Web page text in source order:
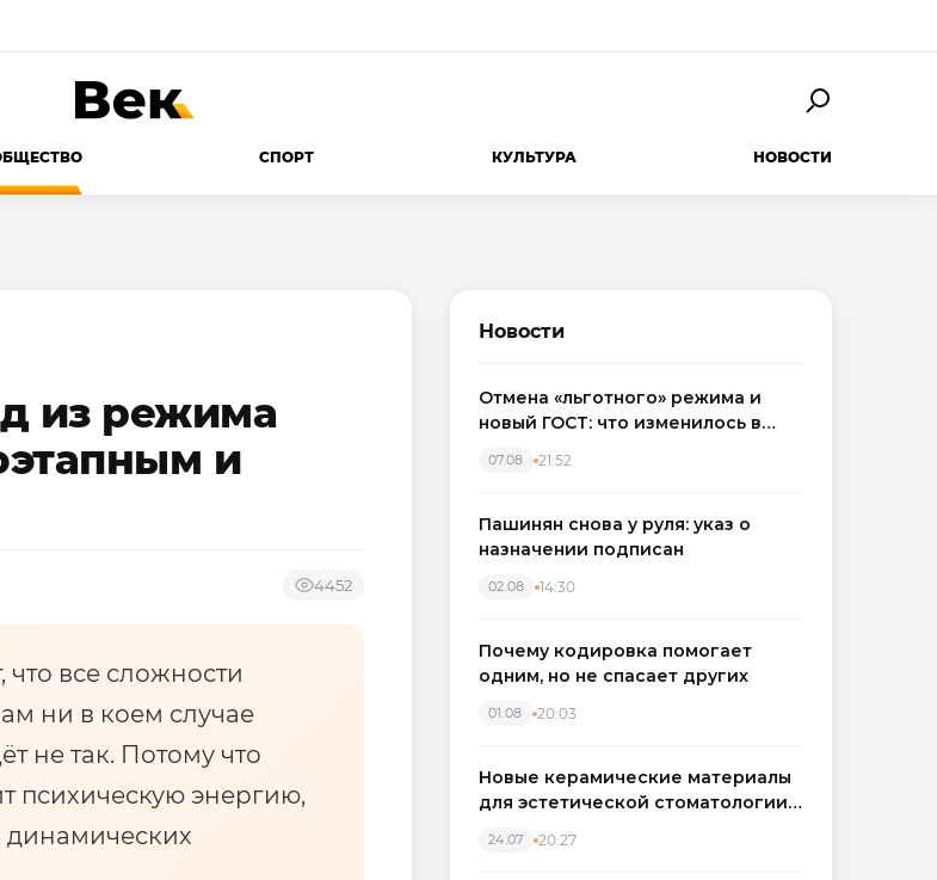
СПОРТ КУЛЬТУРА НОВОСТИ
из режима
и
4452
что все сложности
ни в коем случае
не так. Потому что
психическую энергию,
Новости
Отмена «льготного» режима и
новый ГОСТ: что изменилось в
07.08 21:52
Пашинян снова у руля: указ о
назначении подписан
02.08 14:30
Почему кодировка помогает
одним, но не спасает других
01.08 20:03
Новые керамические материалы
для эстетической стоматологии
24.07 20:27